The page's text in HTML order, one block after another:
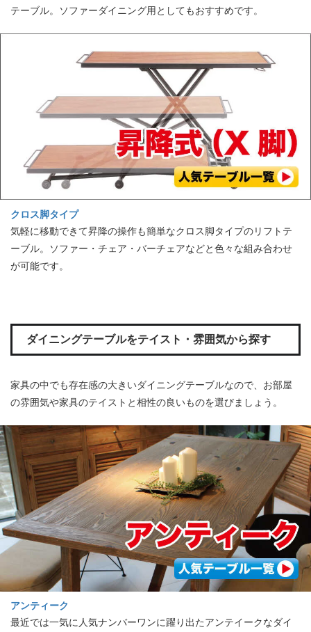
テーブル。ソファーダイニング用としてもおすすめです。
クロス脚タイプ
気軽に移動できて昇降の操作も簡単なクロス脚タイプのリフトテ
ーブル。ソファー・チェア・バーチェアなどと色々な組み合わせ
が可能です。
ダイニングテーブルをテイスト・雰囲気から探す
家具の中でも存在感の大きいダイニングテーブルなので、お部屋
の雰囲気や家具のテイストと相性の良いものを選びましょう。
アンティーク
最近では一気に人気ナンバーワンに躍り出たアンテイークなダイ